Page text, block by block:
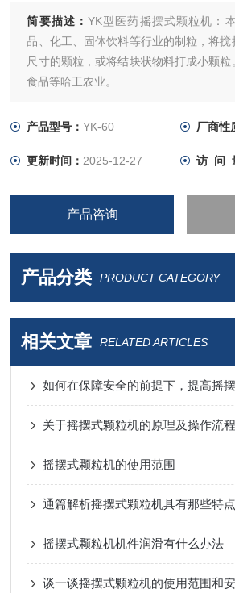
简要描述：YK型医药摇摆式颗粒机：
品、化工、固体饮料等行业的制粒，将
尺寸的颗粒，或将结块状物料打成小颗粒
食品等哈工农业。
产品型号：YK-60 厂商性
更新时间： 2025-12-27 访 问
产品咨询
产品分类 PRODUCT CATEGORY
相关文章 RELATED ARTICLES
如何在保障安全的前提下，提高摇
关于摇摆式颗粒机的原理及操作流程
摇摆式颗粒机的使用范围
通篇解析摇摆式颗粒机具有那些特
摇摆式颗粒机机件润滑有什么办法
谈一谈摇摆式颗粒机的使用范围和